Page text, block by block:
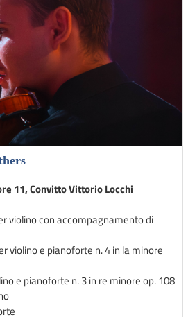
11, Convitto Vittorio Locchi
violino con accompagnamento di
violino e pianoforte n. 4 in la minore
e pianoforte n. 3 in re minore op. 108